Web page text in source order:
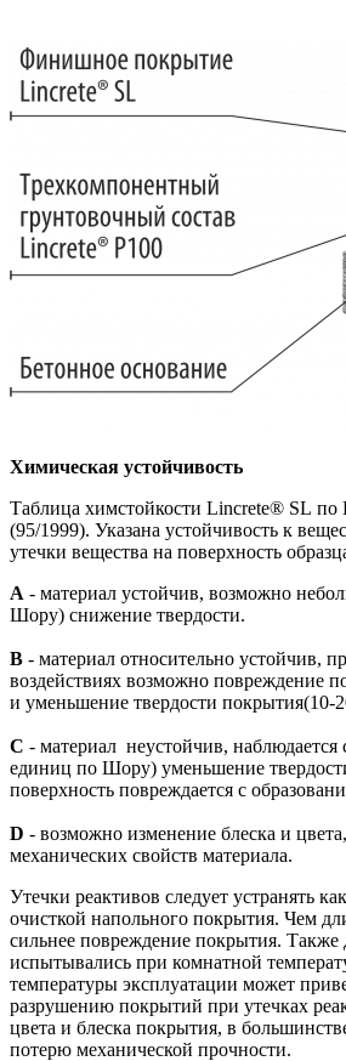
Химическая устойчивость
Таблица химстойкости Lincrete® SL по
(95/1999). Указана устойчивость к
утечки вещества на поверхность
A - материал устойчив, возможно
Шору) снижение твердости.
В - материал относительно устойчив,
воздействиях возможно повреждение
и уменьшение твердости
С - материал неустойчив, наблюдается
единиц по Шору) уменьшение
поверхность повреждается с
D - возможно изменение блеска и
механических свойств материала.
Утечки реактивов следует устранять
очисткой напольного покрытия. Чем
сильнее повреждение покрытия. Также
испытывались при комнатной
температуры эксплуатации может
разрушению покрытий при утечках
цвета и блеска покрытия, в
потерю механической прочности.